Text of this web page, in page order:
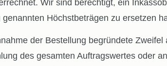
Wir sind berechtigt, ein
Höchstbeträgen zu ersetzen
der Bestellung begründete
des gesamten Auftragswertes oder